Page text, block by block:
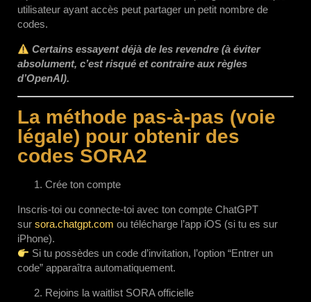
utilisateur ayant accès peut partager un petit nombre de
codes.
Certains essayent déjà de les revendre (à éviter
absolument, c’est risqué et contraire aux règles
d’OpenAI).
La méthode pas-à-pas (voie
légale) pour obtenir des
codes SORA2
Crée ton compte
Inscris-toi ou connecte-toi avec ton compte ChatGPT
sur sora.chatgpt.com ou télécharge l’app iOS (si tu es sur
iPhone).
Si tu possèdes un code d’invitation, l’option “Entrer un
code” apparaîtra automatiquement.
Rejoins la waitlist SORA officielle